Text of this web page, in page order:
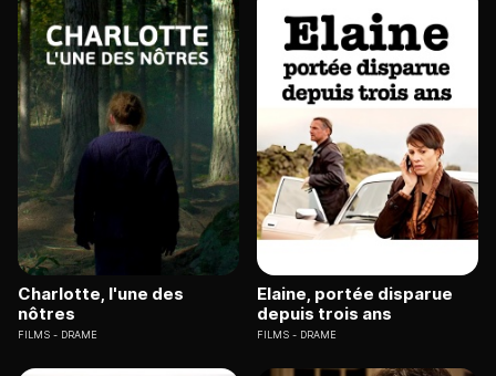
Charlotte, l'une des
nôtres
FILMS DRAME
Elaine, portée disparue
depuis trois ans
FILMS DRAME